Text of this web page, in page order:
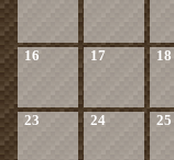
16 17 18
23 24 25